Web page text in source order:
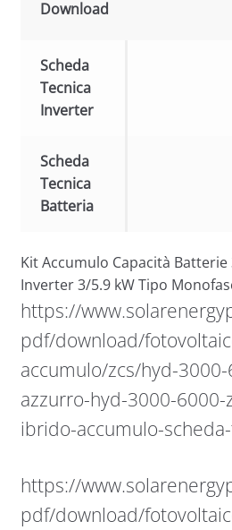
Download
Scheda
Tecnica
Inverter
Scheda
Tecnica
Batteria
Kit Accumulo Capacità
Inverter 3/5.9 kW Tipo
https://
pdf/download/
accumulo/zcs/hyd-
azzurro-hyd-3000-
ibrido-accumulo-
https://
pdf/download/